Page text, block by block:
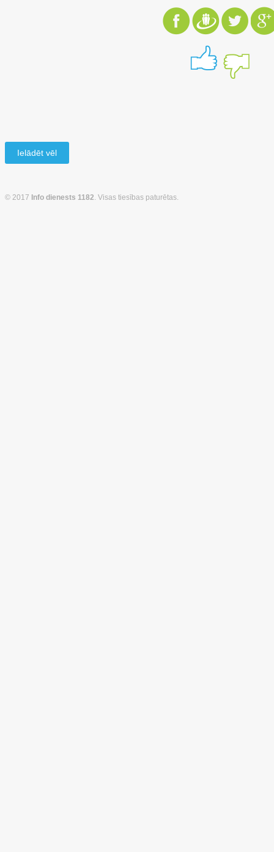
Ielādēt vēl
© 2017 Info dienests 1182 . Visas tiesības paturētas.